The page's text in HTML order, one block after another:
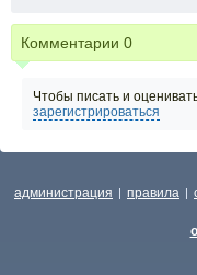
Комментарии 0
Чтобы писать и
зарегистрироваться
администрация | правила |